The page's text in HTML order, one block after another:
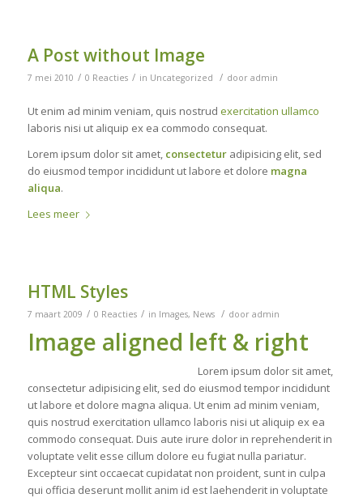
A Post without Image
7 mei 2010 / 0 Reacties / in Uncategorized / door admin
Ut enim ad minim veniam, quis nostrud exercitation ullamco
laboris nisi ut aliquip ex ea commodo consequat.
Lorem ipsum dolor sit amet, consecteturadipisicing elit, sed
do eiusmod tempor incididunt ut labore et dolore magna
aliqua.
Lees meer
HTML Styles
7 maart 2009 / 0 Reacties / in Images, News / door admin
Image aligned left & right
Lorem ipsum dolor sit amet,
consectetur adipisicing elit, sed do eiusmod tempor incididunt
ut labore et dolore magna aliqua. Ut enim ad minim veniam,
quis nostrud exercitation ullamco laboris nisi ut aliquip ex ea
commodo consequat. Duis aute irure dolor in reprehenderit in
voluptate velit esse cillum dolore eu fugiat nulla pariatur.
Excepteur sint occaecat cupidatat non proident, sunt in culpa
qui officia deserunt mollit anim id est laehenderit in voluptate